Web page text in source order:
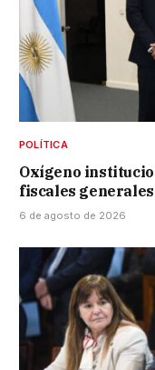
POLÍTICA
Oxígeno
fiscales generales
6 de agosto de 2026